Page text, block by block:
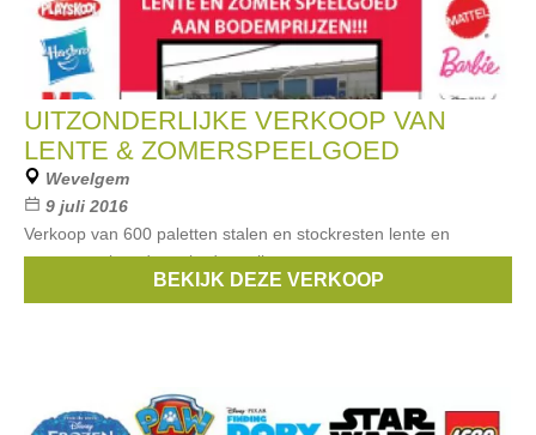
UITZONDERLIJKE VERKOOP VAN
LENTE & ZOMERSPEELGOED
Wevelgem
9 juli 2016
Verkoop van 600 paletten stalen en stockresten lente en
zomerspeelgoed aan bodemprijzen:
,studio 100,Philips,lenco,
BEKIJK DEZE VERKOOP